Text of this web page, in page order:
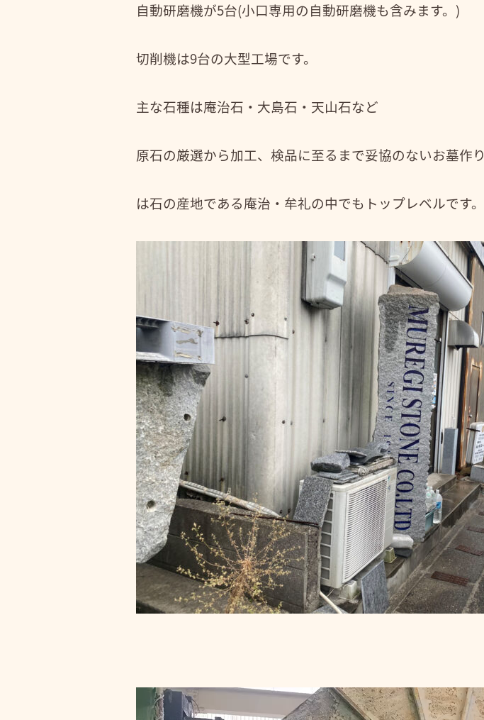
自動研磨機が5台(小口専用の自動研磨機も含みます。)
切削機は9台の大型工場です。
主な石種は庵治石・大島石・天山石など
原石の厳選から加工、検品に至るまで妥協のないお墓作り
は石の産地である庵治・牟礼の中でもトップレベルです。